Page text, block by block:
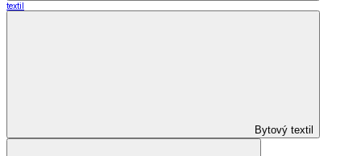
textil
Bytový textil